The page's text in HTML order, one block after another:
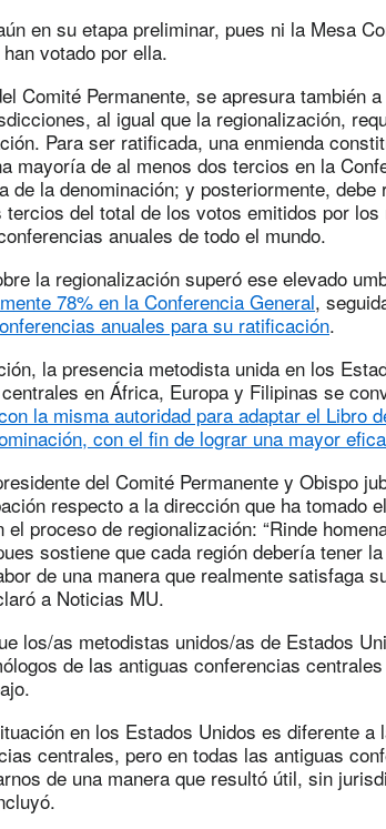
en su etapa preliminar, pues ni la Mesa
votado por ella.
Comité Permanente, se apresura también
al igual que la regionalización,
Para ser ratificada, una enmienda
mayoría de al menos dos tercios en la
de la denominación; y posteriormente, debe
del total de los votos emitidos por los
anuales de todo el mundo.
la regionalización superó ese elevado
78% en la Conferencia General,
anuales para su ratificación.
la presencia metodista unida en los
en África, Europa y Filipinas se
la misma autoridad para adaptar el Libro
con el fin de lograr una mayor
del Comité Permanente y Obispo
respecto a la dirección que ha tomado
proceso de regionalización: “Rinde
sostiene que cada región debería tener
de una manera que realmente satisfaga
a Noticias MU.
los/as metodistas unidos/as de Estados
de las antiguas conferencias
en los Estados Unidos es diferente a
centrales, pero en todas las antiguas
de una manera que resultó útil, sin